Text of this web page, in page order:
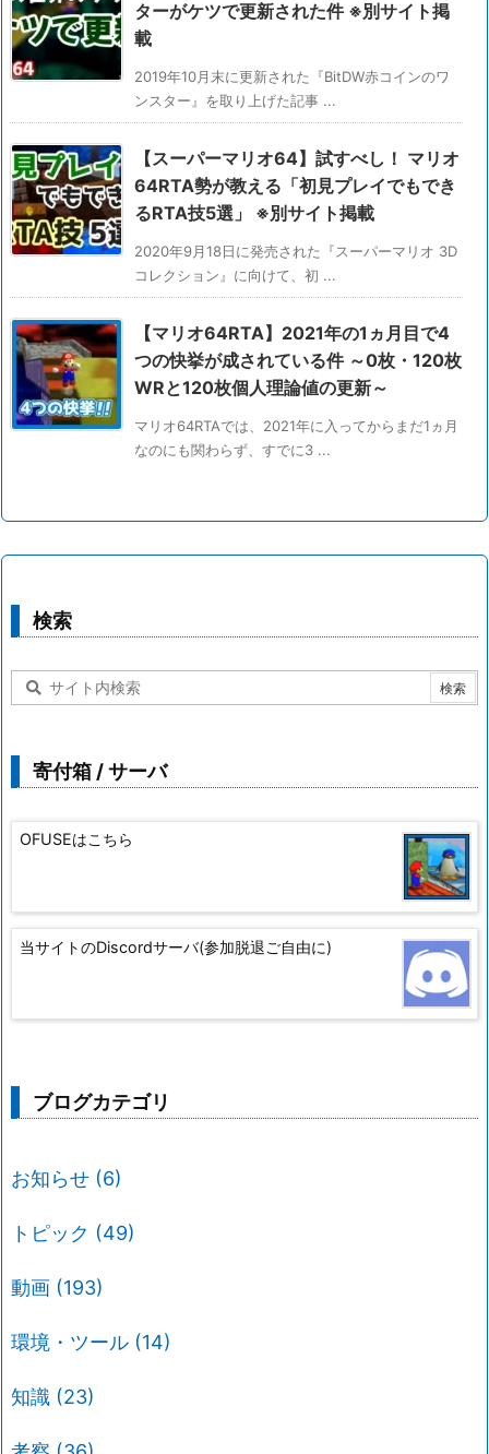
ターがケツで更新された件 ※別サイト掲
載
2019年10月末に更新された『BitDW赤コインのワ
ンスター』を取り上げた記事 ...
【スーパーマリオ64】試すべし！ マリオ
64RTA勢が教える「初見プレイでもでき
るRTA技5選」 ※別サイト掲載
2020年9月18日に発売された『スーパーマリオ 3D
コレクション』に向けて、初 ...
【マリオ64RTA】2021年の1ヵ月目で4
つの快挙が成されている件 ～0枚・120枚
WRと120枚個人理論値の更新～
マリオ64RTAでは、2021年に入ってからまだ1ヵ月
なのにも関わらず、すでに3 ...
検索
寄付箱 / サーバ
OFUSEはこちら
当サイトのDiscordサーバ(参加脱退ご自由に)
ブログカテゴリ
お知らせ (6)
トピック (49)
動画 (193)
環境・ツール (14)
知識 (23)